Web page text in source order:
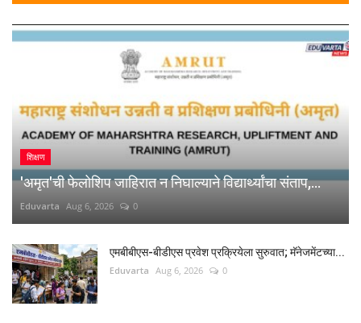
शिक्षण
'अमृत'ची फेलोशिप जाहिरात न निघाल्याने विद्यार्थ्यांचा संताप,...
Eduvarta Aug 6, 2026 0
एमबीबीएस-बीडीएस प्रवेश प्रक्रियेला सुरुवात; मॅनेजमेंटच्या...
Eduvarta Aug 6, 2026 0